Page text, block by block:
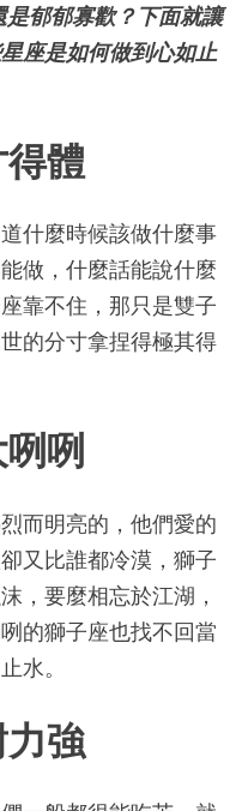
郁郁寡歡？下面就讓
座是如何做到心如止
體
什麼時候該做什麼事
做，什麼話能說什麼
靠不住，那只是雙子
的分寸拿捏得極其得
咧
而明亮的，他們愛的
又比誰都冷漠，獅子
，要麼相忘於江湖，
的獅子座也找不回當
水。
強